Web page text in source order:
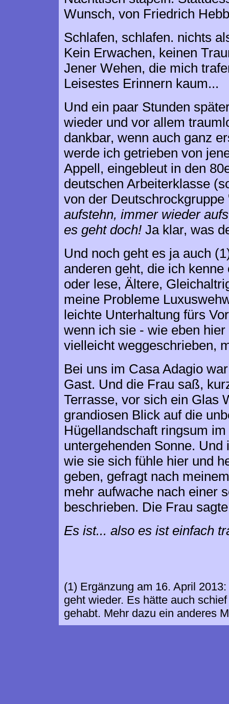
Wunsch, von Friedrich
Schlafen, schlafen. nichts
Kein Erwachen, keinen
Jener Wehen, die mich
Leisestes Erinnern kaum...
Und ein paar Stunden
wieder und vor allem
dankbar, wenn auch ganz
werde ich getrieben von
Appell, eingebleut in den
deutschen Arbeiterklasse
von der
aufstehn, immer wieder
es geht doch!Ja klar, was
Und noch geht es ja auch
anderen geht, die ich
oder lese, Ältere,
meine Probleme
leichte Unterhaltung fürs
wenn ich sie - wie eben
vielleicht weggeschrieben,
Bei uns im Casa Adagio
Gast. Und die Frau saß,
Terrasse, vor sich ein Glas
grandiosen Blick auf die
Hügellandschaft ringsum
untergehenden Sonne. Und
wie sie sich fühle hier und
geben, gefragt nach
mehr aufwache nach einer
beschrieben. Die Frau
Es ist... also es ist einfach
(1) Ergänzung am 16. April
geht wieder. Es hätte auch
gehabt. Mehr dazu ein anderes